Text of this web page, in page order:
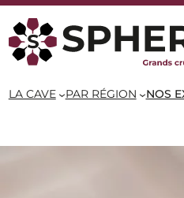
LA CAVE PAR RÉGION NOS